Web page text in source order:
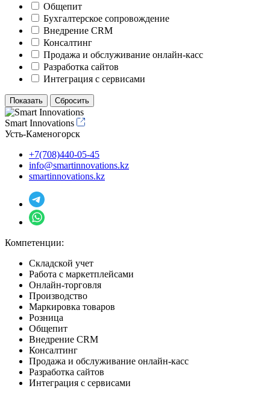
Общепит
Бухгалтерское сопровождение
Внедрение CRM
Консалтинг
Продажа и обслуживание онлайн-касс
Разработка сайтов
Интеграция с сервисами
Smart Innovations
Усть-Каменогорск
+7(708)440-05-45
info@smartinnovations.kz
smartinnovations.kz
Компетенции:
Складской учет
Работа с маркетплейсами
Онлайн-торговля
Производство
Маркировка товаров
Розница
Общепит
Внедрение CRM
Консалтинг
Продажа и обслуживание онлайн-касс
Разработка сайтов
Интеграция с сервисами